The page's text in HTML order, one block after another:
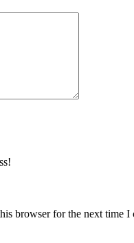
browser for the next time I